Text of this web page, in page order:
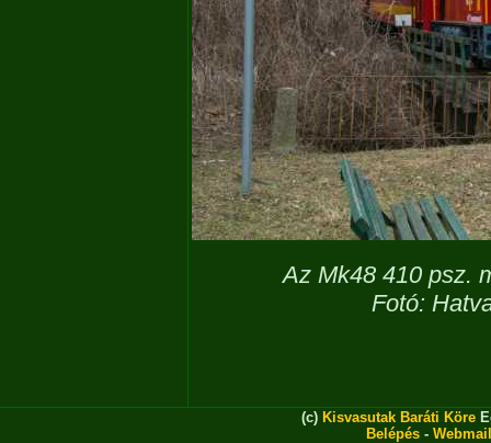
Az Mk48 410 psz.
Fotó:
(c) Kisvasutak Baráti Köre
Belépés - Webmail